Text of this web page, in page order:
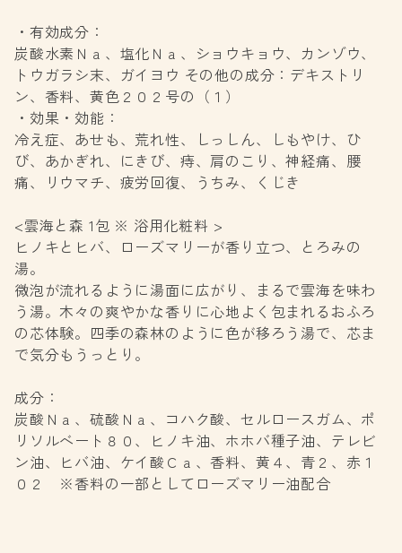
・有効成分：
炭酸水素Ｎａ、塩化Ｎａ、ショウキョウ、カンゾウ、
トウガラシ末、ガイヨウ その他の成分：デキストリ
ン、香料、黄色２０２号の（１）
・効果・効能：
冷え症、あせも、荒れ性、しっしん、しもやけ、ひ
び、あかぎれ、にきび、痔、肩のこり、神経痛、腰
痛、リウマチ、疲労回復、うちみ、くじき
<雲海と森 1包 ※ 浴用化粧料 >
ヒノキとヒバ、ローズマリーが香り立つ、とろみの
湯。
微泡が流れるように湯面に広がり、まるで雲海を味わ
う湯。木々の爽やかな香りに心地よく包まれるおふろ
の芯体験。四季の森林のように色が移ろう湯で、芯ま
で気分もうっとり。
成分：
炭酸Ｎａ、硫酸Ｎａ、コハク酸、セルロースガム、ポ
リソルベート８０、ヒノキ油、ホホバ種子油、テレビ
ン油、ヒバ油、ケイ酸Ｃａ、香料、黄４、青２、赤１
０２ ※香料の一部としてローズマリー油配合